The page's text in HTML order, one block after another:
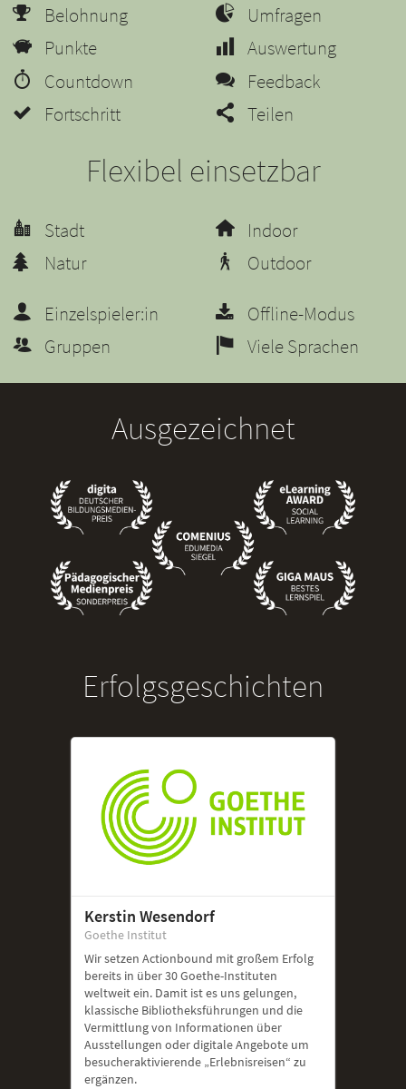
Belohnung
Punkte
Countdown
Fortschritt
Umfragen
Auswertung
Feedback
Teilen
Flexibel einsetzbar
Stadt
Natur
Indoor
Outdoor
Einzelspieler:in
Gruppen
Offline-Modus
Viele Sprachen
Ausgezeichnet
Erfolgsgeschichten
Kerstin Wesendorf
Goethe Institut
Wir setzen Actionbound mit großem Erfolg
bereits in über 30 Goethe-Instituten
weltweit ein. Damit ist es uns gelungen,
klassische Bibliotheksführungen und die
Vermittlung von Informationen über
Ausstellungen oder digitale Angebote um
besucheraktivierende „Erlebnisreisen“ zu
ergänzen.